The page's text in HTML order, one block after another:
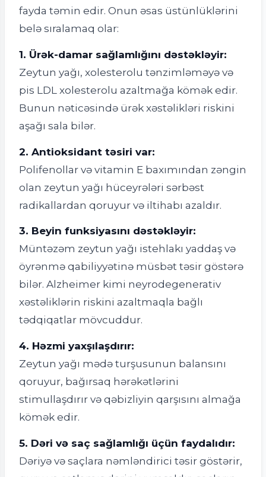
fayda təmin edir. Onun əsas üstünlüklərini
belə sıralamaq olar:
1. Ürək-damar sağlamlığını dəstəkləyir:
Zeytun yağı, xolesterolu tənzimləməyə və
pis LDL xolesterolu azaltmağa kömək edir.
Bunun nəticəsində ürək xəstəlikləri riskini
aşağı sala bilər.
2. Antioksidant təsiri var:
Polifenollar və vitamin E baxımından zəngin
olan zeytun yağı hüceyrələri sərbəst
radikallardan qoruyur və iltihabı azaldır.
3. Beyin funksiyasını dəstəkləyir:
Müntəzəm zeytun yağı istehlakı yaddaş və
öyrənmə qabiliyyətinə müsbət təsir göstərə
bilər. Alzheimer kimi neyrodegenerativ
xəstəliklərin riskini azaltmaqla bağlı
tədqiqatlar mövcuddur.
4. Həzmi yaxşılaşdırır:
Zeytun yağı mədə turşusunun balansını
qoruyur, bağırsaq hərəkətlərini
stimullaşdırır və qəbizliyin qarşısını almağa
kömək edir.
5. Dəri və saç sağlamlığı üçün faydalıdır:
Dəriyə və saçlara nəmləndirici təsir göstərir,